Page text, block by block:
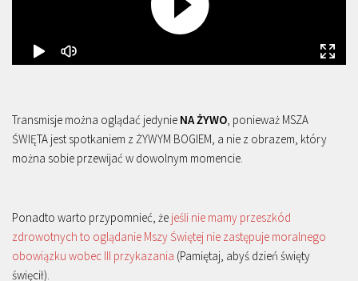
Transmisje można oglądać jedynie NA ŻYWO , ponieważ MSZA
ŚWIĘTA jest spotkaniem z ŻYWYM BOGIEM, a nie z obrazem, który
można sobie przewijać w dowolnym momencie.
Ponadto warto przypomnieć, że jeśli nie mamy przeszkód
zdrowotnych to oglądanie Mszy Świętej nie zastępuje moralnego
obowiązku wobec III przykazania (Pamiętaj, abyś dzień święty
święcił).